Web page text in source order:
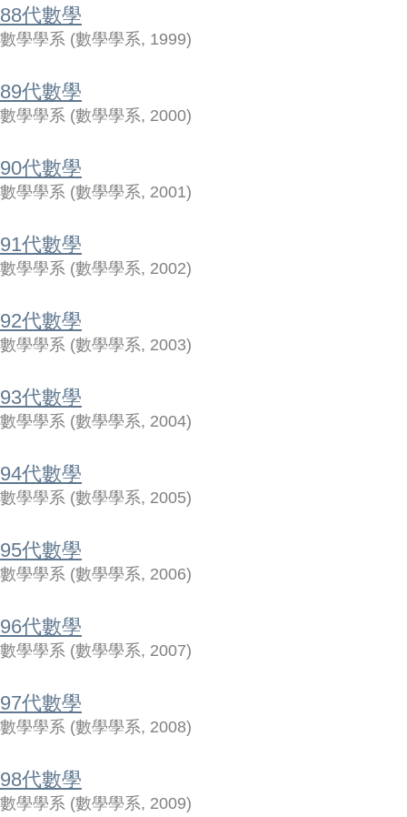
88代數學
數學學系 (數學學系, 1999)
89代數學
數學學系 (數學學系, 2000)
90代數學
數學學系 (數學學系, 2001)
91代數學
數學學系 (數學學系, 2002)
92代數學
數學學系 (數學學系, 2003)
93代數學
數學學系 (數學學系, 2004)
94代數學
數學學系 (數學學系, 2005)
95代數學
數學學系 (數學學系, 2006)
96代數學
數學學系 (數學學系, 2007)
97代數學
數學學系 (數學學系, 2008)
98代數學
數學學系 (數學學系, 2009)